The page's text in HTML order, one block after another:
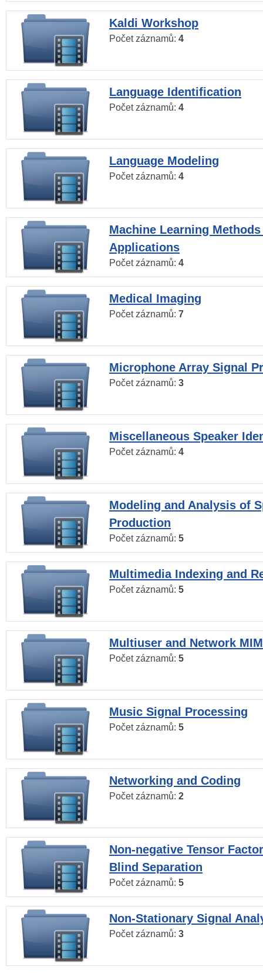
Kaldi Workshop
Počet záznamů: 4
Language Identification
Počet záznamů: 4
Language Modeling
Počet záznamů: 4
Machine Learning
Applications
Počet záznamů: 4
Medical Imaging
Počet záznamů: 7
Microphone Array Signal
Počet záznamů: 3
Miscellaneous Speaker
Počet záznamů: 4
Modeling and Analysis of
Production
Počet záznamů: 5
Multimedia Indexing and
Počet záznamů: 5
Multiuser and Network
Počet záznamů: 5
Music Signal Processing
Počet záznamů: 5
Networking and Coding
Počet záznamů: 2
Non-negative Tensor
Blind Separation
Počet záznamů: 5
Non-Stationary Signal
Počet záznamů: 3